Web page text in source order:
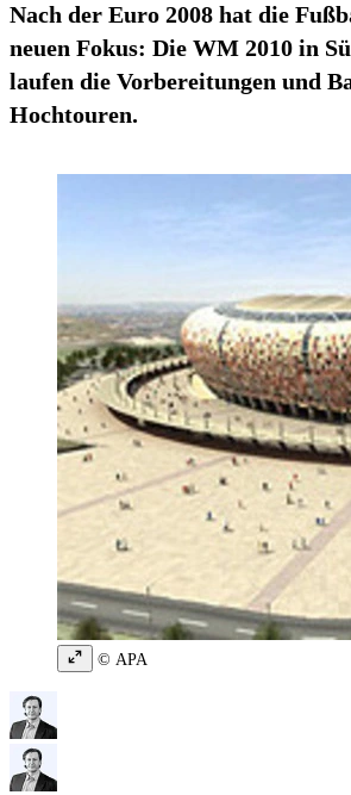
Nach der Euro 2008 hat die
neuen Fokus: Die WM 2010 in
laufen die Vorbereitungen und
Hochtouren.
© APA